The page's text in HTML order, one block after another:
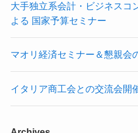
大手独立系会計・ビジネスコ
よる 国家予算セミナー
マオリ経済セミナー＆懇親会
イタリア商工会との交流会開